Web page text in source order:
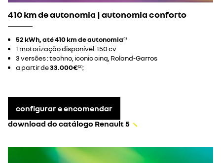
410 km de autonomia | autonomia conforto
52 kWh, até 410 km de autonomia(1)
1 motorização disponível: 150 cv
3 versões : techno, iconic cinq, Roland-Garros
a partir de33.000€(2);
configurar e encomendar
download do catálogo Renault 5